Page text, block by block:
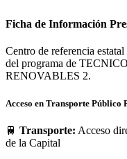
Ficha de Información
Centro de referencia
del programa de
RENOVABLES 2.
Acceso en Transporte Público
🚆 Transporte: Acceso
de la Capital